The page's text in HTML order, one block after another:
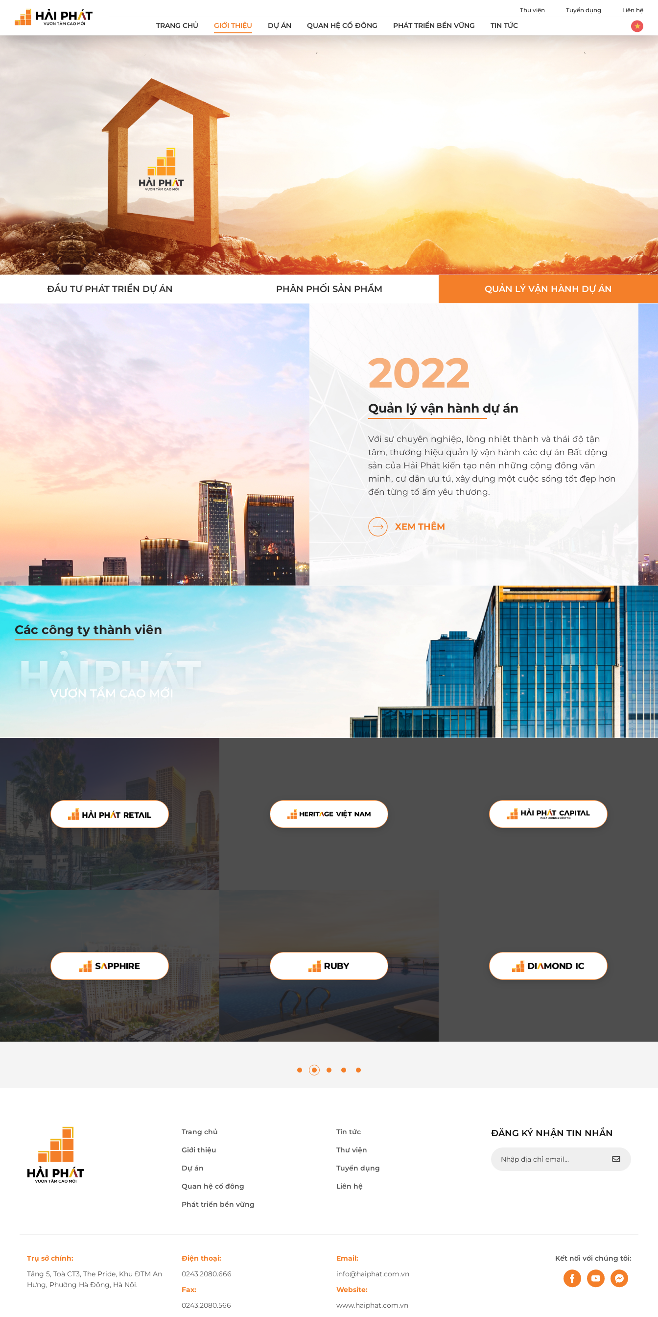
Thư viện Tuyển dụng Liên hệ
TRANG CHỦ GIỚI THIỆU DỰ ÁN QUAN HỆ CỔ ĐÔNG PHÁT TRIỂN BỀN VỮNG TIN TỨC
ĐẦU TƯ PHÁT TRIỂN DỰ ÁN PHÂN PHỐI SẢN PHẨM QUẢN LÝ VẬN HÀNH DỰ ÁN
2022
Quản lý vận hành dự án
Với sự chuyên nghiệp, lòng nhiệt thành và thái độ tận
tâm, thương hiệu quản lý vận hành các dự án Bất động
sản của Hải Phát kiến tạo nên những cộng đồng văn
minh, cư dân ưu tú, xây dựng một cuộc sống tốt đẹp hơn
đến từng tổ ấm yêu thương.
XEM THÊM
Các công ty thành viên
Trang chủ
Giới thiệu
Dự án
Quan hệ cổ đông
Phát triển bền vững
Tin tức
Thư viện
Tuyển dụng
Liên hệ
ĐĂNG KÝ NHẬN TIN NHẮN
Trụ sở chính:
Tầng 5, Toà CT3, The Pride, Khu ĐTM An
Hưng, Phường Hà Đông, Hà Nội.
Điện thoại:
0243.2080.666
Fax:
0243.2080.566
Email:
info@haiphat.com.vn
Website:
www.haiphat.com.vn
Kết nối với chúng tôi: